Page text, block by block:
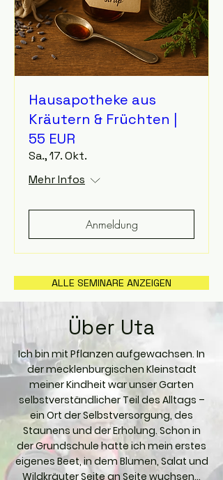
Hausapotheke aus
Kräutern & Früchten |
55 EUR
Sa., 17. Okt.
Mehr Infos
Anmeldung
ALLE SEMINARE ANZEIGEN
Über Uta
Ich bin mit Pflanzen aufgewachsen. In
der mecklenburgischen Kleinstadt
meiner Kindheit war unser Garten
selbstverständlicher Teil des Alltags –
ein Ort der Selbstversorgung, des
Staunens und der Erholung. Schon in
der Grundschule hatte ich mein erstes
eigenes Beet, in dem Blumen, Salat und
Wildkräuter Seite an Seite wuchsen...